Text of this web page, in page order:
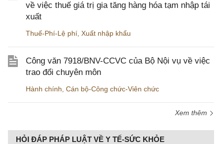
về việc thuế giá trị gia tăng hàng hóa tạm nhập tái
xuất
Thuế-Phí-Lệ phí Xuất nhập khẩu
Công văn 7918/BNV-CCVC của Bộ Nội vụ về việc
trao đổi chuyên môn
Hành chính Cán bộ-Công chức-Viên chức
Xem thêm
HỎI ĐÁP PHÁP LUẬT VỀ Y TẾ-SỨC KHỎE